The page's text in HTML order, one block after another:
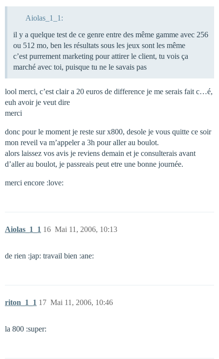
Aiolas_1_1:
il y a quelque test de ce genre entre des même gamme avec 256
ou 512 mo, ben les résultats sous les jeux sont les même
c’est purrement marketing pour attirer le client, tu vois ça
marché avec toi, puisque tu ne le savais pas
lool merci, c’est clair a 20 euros de difference je me serais fait c…é,
euh avoir je veut dire
merci
donc pour le moment je reste sur x800, desole je vous quitte ce soir
mon reveil va m’appeler a 3h pour aller au boulot.
alors laissez vos avis je reviens demain et je consulterais avant
d’aller au boulot, je passreais peut etre une bonne journée.
merci encore :love:
Aiolas_1_1 Mai 11, 2006, 10:13
16
de rien :jap: travail bien :ane:
riton_1_1 Mai 11, 2006, 10:46
17
la 800 :super: